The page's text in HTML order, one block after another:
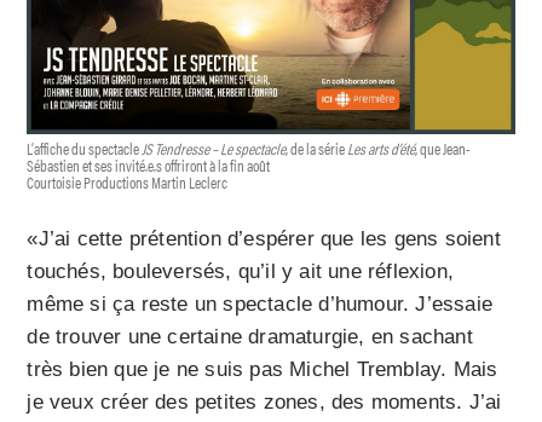
L’affiche du spectacleJS Tendresse – Le spectacle, de la sérieLes arts d’été, que Jean-
Sébastien et ses invité.e.s offriront à la fin août
Courtoisie Productions Martin Leclerc
«J’ai cette prétention d’espérer que les gens soient
touchés, bouleversés, qu’il y ait une réflexion,
même si ça reste un spectacle d’humour. J’essaie
de trouver une certaine dramaturgie, en sachant
très bien que je ne suis pas Michel Tremblay. Mais
je veux créer des petites zones, des moments. J’ai